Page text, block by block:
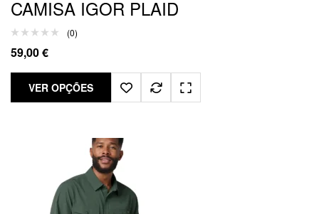
CAMISA IGOR PLAID
(0)
59,00€
VER OPÇÕES